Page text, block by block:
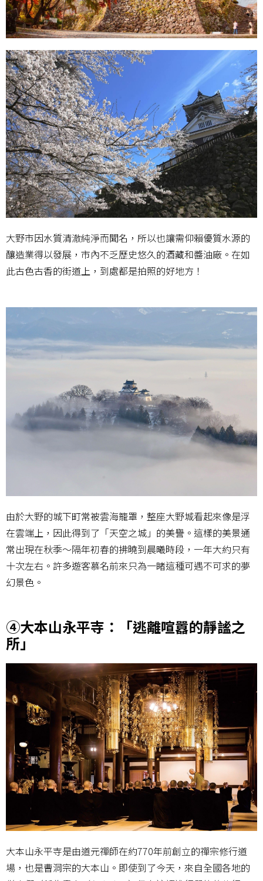
大野市因水質清澈純淨而聞名，所以也讓需仰賴優質水源的
釀造業得以發展，市內不乏歷史悠久的酒藏和醬油廠。在如
此古色古香的街道上，到處都是拍照的好地方！
由於大野的城下町常被雲海籠罩，整座大野城看起來像是浮
在雲端上，因此得到了「天空之城」的美譽。這樣的美景通
常出現在秋季～隔年初春的拂曉到晨曦時段，一年大約只有
十次左右。許多遊客慕名前來只為一睹這種可遇不可求的夢
幻景色。
④大本山永平寺：「逃離喧囂的靜謐之
所」
大本山永平寺是由道元禪師在約770年前創立的禪宗修行道
場，也是曹洞宗的大本山。即使到了今天，來自全國各地的